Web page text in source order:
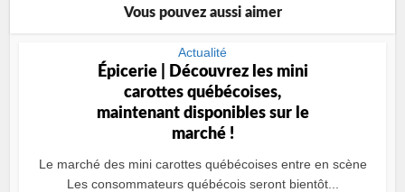
Vous pouvez aussi aimer
Actualité
Épicerie | Découvrez les mini
carottes québécoises,
maintenant disponibles sur le
marché !
Le marché des mini carottes québécoises entre en scène
Les consommateurs québécois seront bientôt...